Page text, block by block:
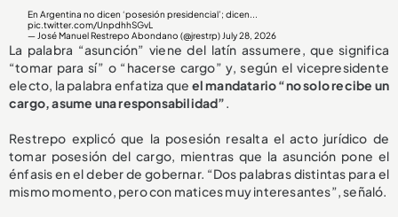
En Argentina no dicen ‘posesión presidencial’; dicen...
pic.twitter.com/UnpdhhSGvL
— José Manuel Restrepo Abondano (@jrestrp) July 28, 2026
La palabra “asunción” viene del latín assumere, que significa
“tomar para sí” o “hacerse cargo” y, según el vicepresidente
electo, la palabra enfatiza que el mandatario “no solo recibe un
cargo, asume una responsabilidad”.
Restrepo explicó que la posesión resalta el acto jurídico de
tomar posesión del cargo, mientras que la asunción pone el
énfasis en el deber de gobernar. “Dos palabras distintas para el
mismo momento, pero con matices muy interesantes”, señaló.